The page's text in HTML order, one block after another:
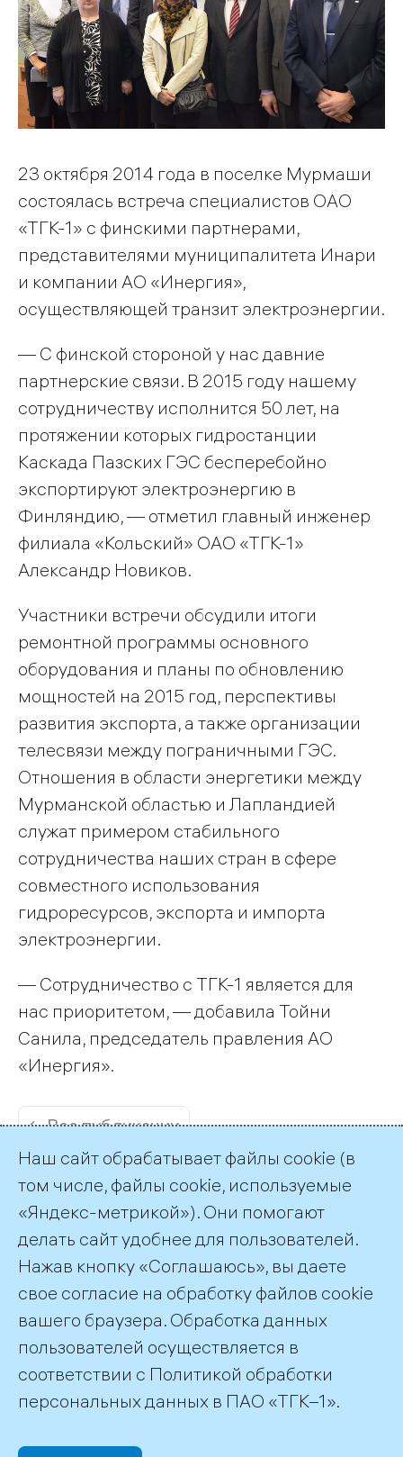
23 октября 2014 года в поселке Мурмаши
состоялась встреча специалистов ОАО
«ТГК-1» с финскими партнерами,
представителями муниципалитета Инари
и компании АО «Инергия»,
осуществляющей транзит электроэнергии.
— С финской стороной у нас давние
партнерские связи. В 2015 году нашему
сотрудничеству исполнится 50 лет, на
протяжении которых гидростанции
Каскада Пазских ГЭС бесперебойно
экспортируют электроэнергию в
Финляндию, — отметил главный инженер
филиала «Кольский» ОАО «ТГК-1»
Александр Новиков.
Участники встречи обсудили итоги
ремонтной программы основного
оборудования и планы по обновлению
мощностей на 2015 год, перспективы
развития экспорта, а также организации
телесвязи между пограничными ГЭС.
Отношения в области энергетики между
Мурманской областью и Лапландией
служат примером стабильного
сотрудничества наших стран в сфере
совместного использования
гидроресурсов, экспорта и импорта
электроэнергии.
— Сотрудничество с ТГК-1 является для
нас приоритетом, — добавила Тойни
Санила, председатель правления АО
«Инергия».
← Все публикации
Пресс-служба ТГК-1
+7 (812) 688-32-84
press@tgc1.ru
©2026 ПАО «ТГК–1»
Наш сайт обрабатывает файлы cookie (в
том числе, файлы cookie, используемые
«Яндекс-метрикой»). Они помогают
делать сайт удобнее для пользователей.
Нажав кнопку «Соглашаюсь», вы даете
свое согласие на обработку файлов cookie
вашего браузера. Обработка данных
пользователей осуществляется в
соответствии с Политикой обработки
персональных данных в ПАО «ТГК–1».